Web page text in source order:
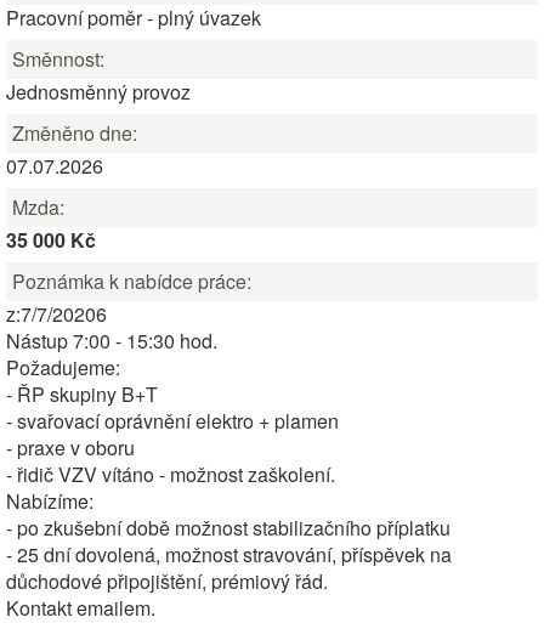
Pracovní poměr - plný úvazek
Směnnost:
Jednosměnný provoz
Změněno dne:
07.07.2026
Mzda:
35 000 Kč
Poznámka k nabídce práce:
z:7/7/20206
Nástup 7:00 - 15:30 hod.
Požadujeme:
- ŘP skupiny B+T
- svařovací oprávnění elektro + plamen
- praxe v oboru
- řidič VZV vítáno - možnost zaškolení.
Nabízíme:
- po zkušební době možnost stabilizačního příplatku
- 25 dní dovolená, možnost stravování, příspěvek na
důchodové připojištění, prémiový řád.
Kontakt emailem.